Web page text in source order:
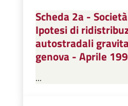
Scheda 2a -
Ipotesi di
autostradali
genova - Aprile
...